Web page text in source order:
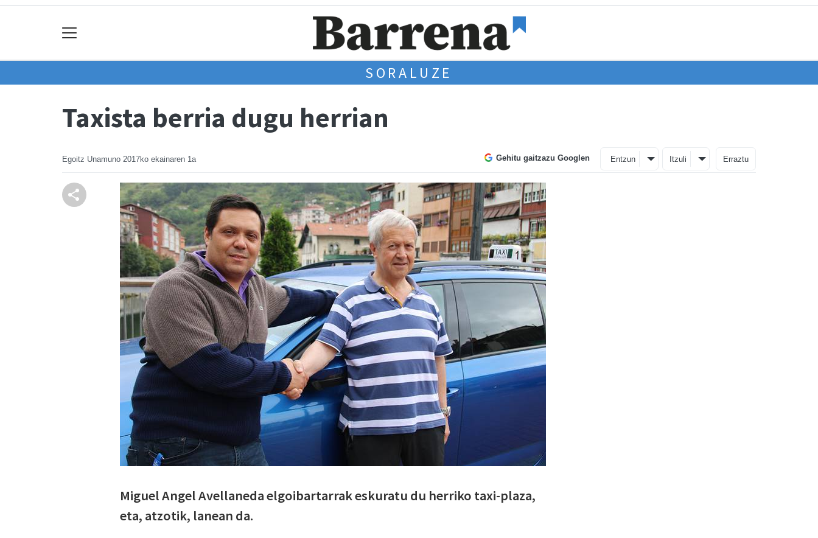
SORALUZE
Taxista berria dugu herrian
Egoitz Unamuno 2017ko ekainaren 1a Gehitu gaitzazu Googlen Entzun Itzuli Erraztu
Miguel Angel Avellaneda elgoibartarrak eskuratu du herriko taxi-plaza,
eta, atzotik, lanean da.